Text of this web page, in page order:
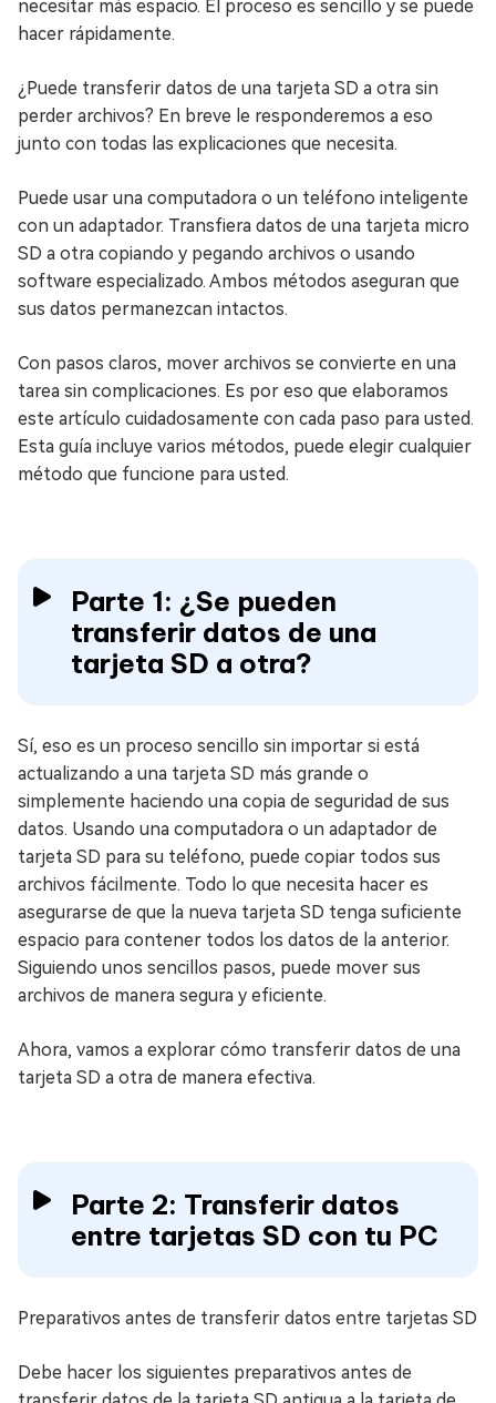
necesitar más espacio. El proceso es sencillo y se puede
hacer rápidamente.
¿Puede transferir datos de una tarjeta SD a otra sin
perder archivos? En breve le responderemos a eso
junto con todas las explicaciones que necesita.
Puede usar una computadora o un teléfono inteligente
con un adaptador. Transfiera datos de una tarjeta micro
SD a otra copiando y pegando archivos o usando
software especializado. Ambos métodos aseguran que
sus datos permanezcan intactos.
Con pasos claros, mover archivos se convierte en una
tarea sin complicaciones. Es por eso que elaboramos
este artículo cuidadosamente con cada paso para usted.
Esta guía incluye varios métodos, puede elegir cualquier
método que funcione para usted.
Parte 1: ¿Se pueden
transferir datos de una
tarjeta SD a otra?
Sí, eso es un proceso sencillo sin importar si está
actualizando a una tarjeta SD más grande o
simplemente haciendo una copia de seguridad de sus
datos. Usando una computadora o un adaptador de
tarjeta SD para su teléfono, puede copiar todos sus
archivos fácilmente. Todo lo que necesita hacer es
asegurarse de que la nueva tarjeta SD tenga suficiente
espacio para contener todos los datos de la anterior.
Siguiendo unos sencillos pasos, puede mover sus
archivos de manera segura y eficiente.
Ahora, vamos a explorar cómo transferir datos de una
tarjeta SD a otra de manera efectiva.
Parte 2: Transferir datos
entre tarjetas SD con tu PC
Preparativos antes de transferir datos entre tarjetas SD
Debe hacer los siguientes preparativos antes de